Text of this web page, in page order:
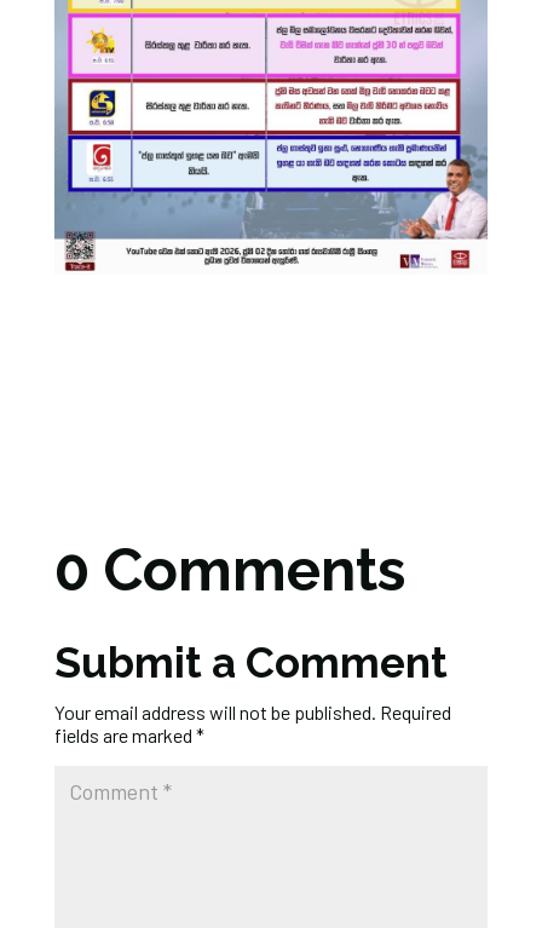
0 Comments
Submit a Comment
Your email address will not be published. Required
fields are marked *